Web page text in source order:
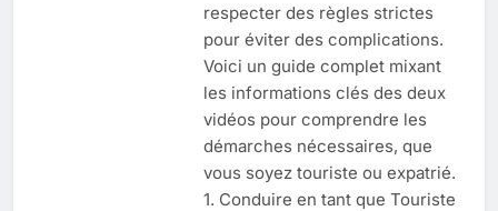
respecter des règles strictes
pour éviter des complications.
Voici un guide complet mixant
les informations clés des deux
vidéos pour comprendre les
démarches nécessaires, que
vous soyez touriste ou expatrié.
1. Conduire en tant que Touriste